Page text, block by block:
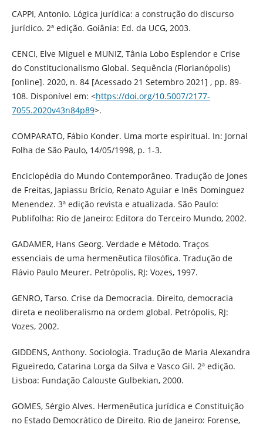
CAPPI, Antonio. Lógica jurídica: a construção do discurso
jurídico. 2ª edição. Goiânia: Ed. da UCG, 2003.
CENCI, Elve Miguel e MUNIZ, Tânia Lobo Esplendor e Crise
do Constitucionalismo Global. Sequência (Florianópolis)
[online]. 2020, n. 84 [Acessado 21 Setembro 2021] , pp. 89-
108. Disponível em: <https://doi.org/10.5007/2177-
7055.2020v43n84p89>.
COMPARATO, Fábio Konder. Uma morte espiritual. In: Jornal
Folha de São Paulo, 14/05/1998, p. 1-3.
Enciclopédia do Mundo Contemporâneo. Tradução de Jones
de Freitas, Japiassu Brício, Renato Aguiar e Inês Dominguez
Menendez. 3ª edição revista e atualizada. São Paulo:
Publifolha: Rio de Janeiro: Editora do Terceiro Mundo, 2002.
GADAMER, Hans Georg. Verdade e Método. Traços
essenciais de uma hermenêutica filosófica. Tradução de
Flávio Paulo Meurer. Petrópolis, RJ: Vozes, 1997.
GENRO, Tarso. Crise da Democracia. Direito, democracia
direta e neoliberalismo na ordem global. Petrópolis, RJ:
Vozes, 2002.
GIDDENS, Anthony. Sociologia. Tradução de Maria Alexandra
Figueiredo, Catarina Lorga da Silva e Vasco Gil. 2ª edição.
Lisboa: Fundação Calouste Gulbekian, 2000.
GOMES, Sérgio Alves. Hermenêutica jurídica e Constituição
no Estado Democrático de Direito. Rio de Janeiro: Forense,